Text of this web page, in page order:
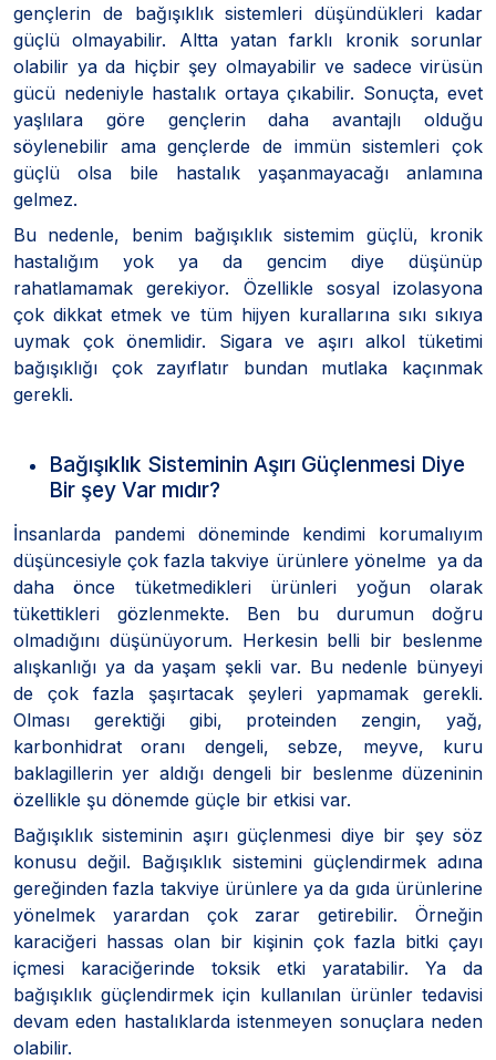
gençlerin de bağışıklık sistemleri düşündükleri kadar
güçlü olmayabilir. Altta yatan farklı kronik sorunlar
olabilir ya da hiçbir şey olmayabilir ve sadece virüsün
gücü nedeniyle hastalık ortaya çıkabilir. Sonuçta, evet
yaşlılara göre gençlerin daha avantajlı olduğu
söylenebilir ama gençlerde de immün sistemleri çok
güçlü olsa bile hastalık yaşanmayacağı anlamına
gelmez.
Bu nedenle, benim bağışıklık sistemim güçlü, kronik
hastalığım yok ya da gencim diye düşünüp
rahatlamamak gerekiyor. Özellikle sosyal izolasyona
çok dikkat etmek ve tüm hijyen kurallarına sıkı sıkıya
uymak çok önemlidir. Sigara ve aşırı alkol tüketimi
bağışıklığı çok zayıflatır bundan mutlaka kaçınmak
gerekli.
Bağışıklık Sisteminin Aşırı Güçlenmesi Diye
Bir şey Var mıdır?
İnsanlarda pandemi döneminde kendimi korumalıyım
düşüncesiyle çok fazla takviye ürünlere yönelme ya da
daha önce tüketmedikleri ürünleri yoğun olarak
tükettikleri gözlenmekte. Ben bu durumun doğru
olmadığını düşünüyorum. Herkesin belli bir beslenme
alışkanlığı ya da yaşam şekli var. Bu nedenle bünyeyi
de çok fazla şaşırtacak şeyleri yapmamak gerekli.
Olması gerektiği gibi, proteinden zengin, yağ,
karbonhidrat oranı dengeli, sebze, meyve, kuru
baklagillerin yer aldığı dengeli bir beslenme düzeninin
özellikle şu dönemde güçle bir etkisi var.
Bağışıklık sisteminin aşırı güçlenmesi diye bir şey söz
konusu değil. Bağışıklık sistemini güçlendirmek adına
gereğinden fazla takviye ürünlere ya da gıda ürünlerine
yönelmek yarardan çok zarar getirebilir. Örneğin
karaciğeri hassas olan bir kişinin çok fazla bitki çayı
içmesi karaciğerinde toksik etki yaratabilir. Ya da
bağışıklık güçlendirmek için kullanılan ürünler tedavisi
devam eden hastalıklarda istenmeyen sonuçlara neden
olabilir.